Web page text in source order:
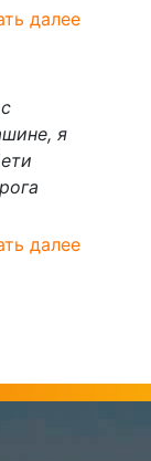
далее
я
далее